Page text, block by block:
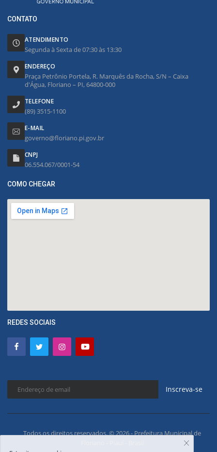
CONTATO
ATENDIMENTO
Segunda à Sexta de 07:30 às 13:30
ENDEREÇO
Praça Petrônio Portela, R. Marquês da Rocha, S/N – Caixa
d'Água, Floriano – PI, 64800-000
TELEFONE
(89) 3515-1100
E-MAIL
governo@floriano.pi.gov.br
CNPJ
06.554.067/0001-54
COMO CHEGAR
REDES SOCIAIS
Inscreva-se
Todos os direitos reservados. © 2026 - Prefeitura Municipal de